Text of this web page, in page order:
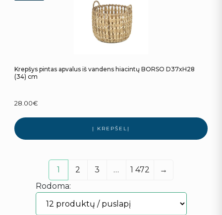
Krepšys pintas apvalus iš vandens hiacintų BORSO D37xH28
(34) cm
28.00€
Į KREPŠELĮ
1 2 3 … 1 472
→
Rodoma: